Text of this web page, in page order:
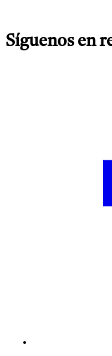
Síguenos en